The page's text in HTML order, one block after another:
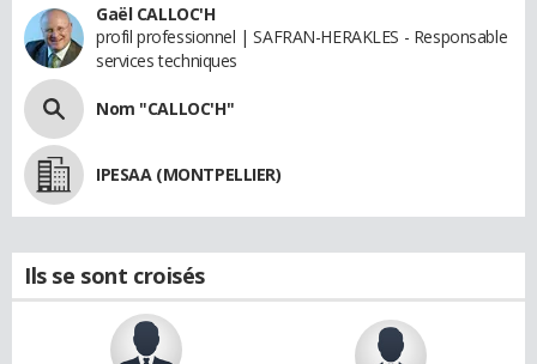
Gaël CALLOC'H
profil professionnel | SAFRAN-HERAKLES - Responsable
services techniques
Nom "CALLOC'H"
IPESAA (MONTPELLIER)
Ils se sont croisés